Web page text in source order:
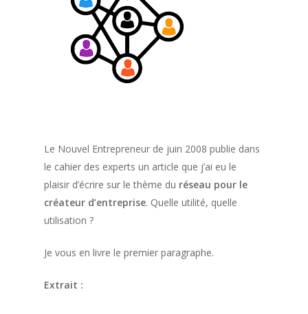
Le Nouvel Entrepreneur de juin 2008 publie dans
le cahier des experts un article que j’ai eu le
plaisir d’écrire sur le thème du réseau pour le
créateur d’entreprise. Quelle utilité, quelle
utilisation ?
Je vous en livre le premier paragraphe.
Extrait :